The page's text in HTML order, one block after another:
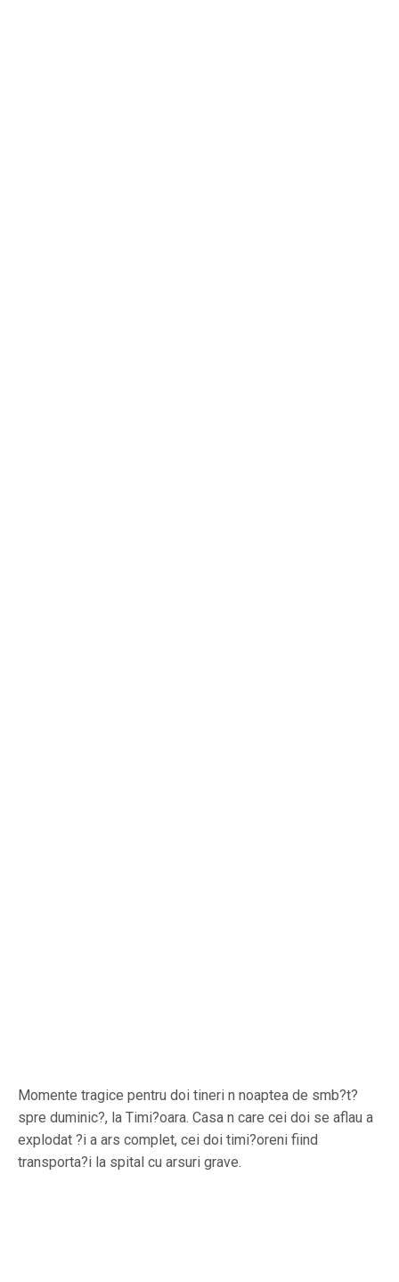
Momente tragice pentru doi tineri n noaptea de smb?t?
spre duminic?, la Timi?oara. Casa n care cei doi se aflau a
explodat ?i a ars complet, cei doi timi?oreni fiind
transporta?i la spital cu arsuri grave.